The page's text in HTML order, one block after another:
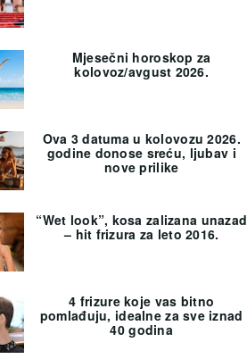
Mjesečni horoskop za
kolovoz/avgust 2026.
Ova 3 datuma u kolovozu 2026.
godine donose sreću, ljubav i
nove prilike
“Wet look”, kosa zalizana unazad
– hit frizura za leto 2016.
4 frizure koje vas bitno
pomlađuju, idealne za sve iznad
40 godina